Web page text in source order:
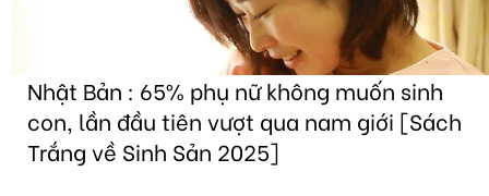
Nhật Bản : 65% phụ nữ không muốn sinh
con, lần đầu tiên vượt qua nam giới [Sách
Trắng về Sinh Sản 2025]